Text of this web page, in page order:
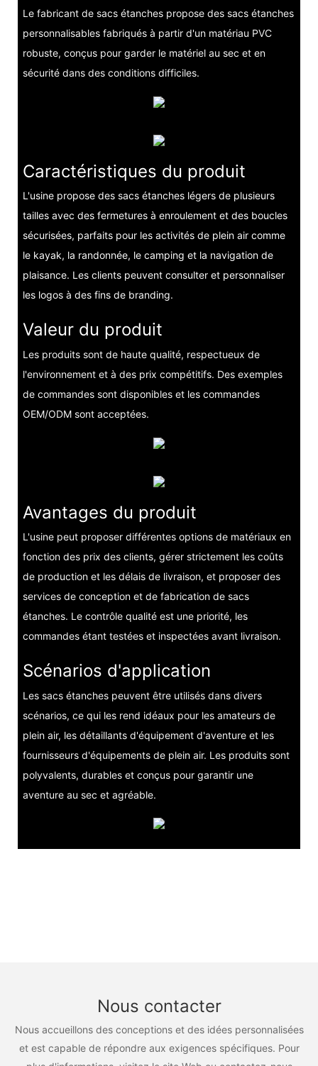
Le fabricant de sacs étanches propose des sacs étanches
personnalisables fabriqués à partir d'un matériau PVC
robuste, conçus pour garder le matériel au sec et en
sécurité dans des conditions difficiles.
Caractéristiques du produit
L'usine propose des sacs étanches légers de plusieurs
tailles avec des fermetures à enroulement et des boucles
sécurisées, parfaits pour les activités de plein air comme
le kayak, la randonnée, le camping et la navigation de
plaisance. Les clients peuvent consulter et personnaliser
les logos à des fins de branding.
Valeur du produit
Les produits sont de haute qualité, respectueux de
l'environnement et à des prix compétitifs. Des exemples
de commandes sont disponibles et les commandes
OEM/ODM sont acceptées.
Avantages du produit
L'usine peut proposer différentes options de matériaux en
fonction des prix des clients, gérer strictement les coûts
de production et les délais de livraison, et proposer des
services de conception et de fabrication de sacs
étanches. Le contrôle qualité est une priorité, les
commandes étant testées et inspectées avant livraison.
Scénarios d'application
Les sacs étanches peuvent être utilisés dans divers
scénarios, ce qui les rend idéaux pour les amateurs de
plein air, les détaillants d'équipement d'aventure et les
fournisseurs d'équipements de plein air. Les produits sont
polyvalents, durables et conçus pour garantir une
aventure au sec et agréable.
Nous contacter
Nous accueillons des conceptions et des idées personnalisées
et est capable de répondre aux exigences spécifiques. Pour